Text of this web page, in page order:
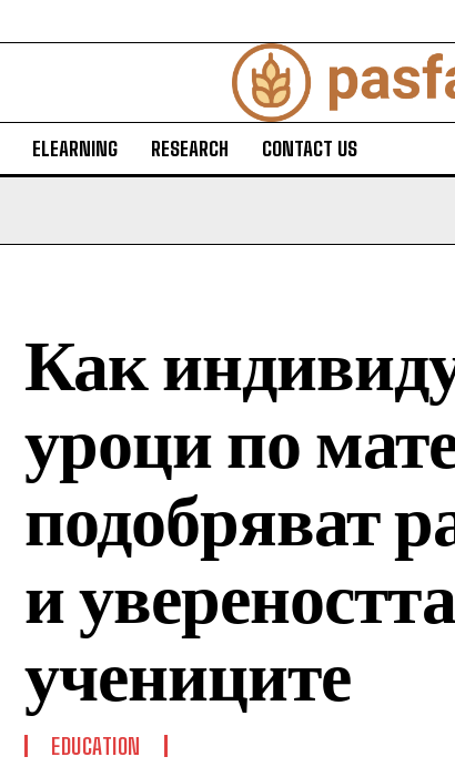
ELEARNING RESEARCH CONTACT US
Как
уроци по
подобряват
и
учениците
EDUCATION